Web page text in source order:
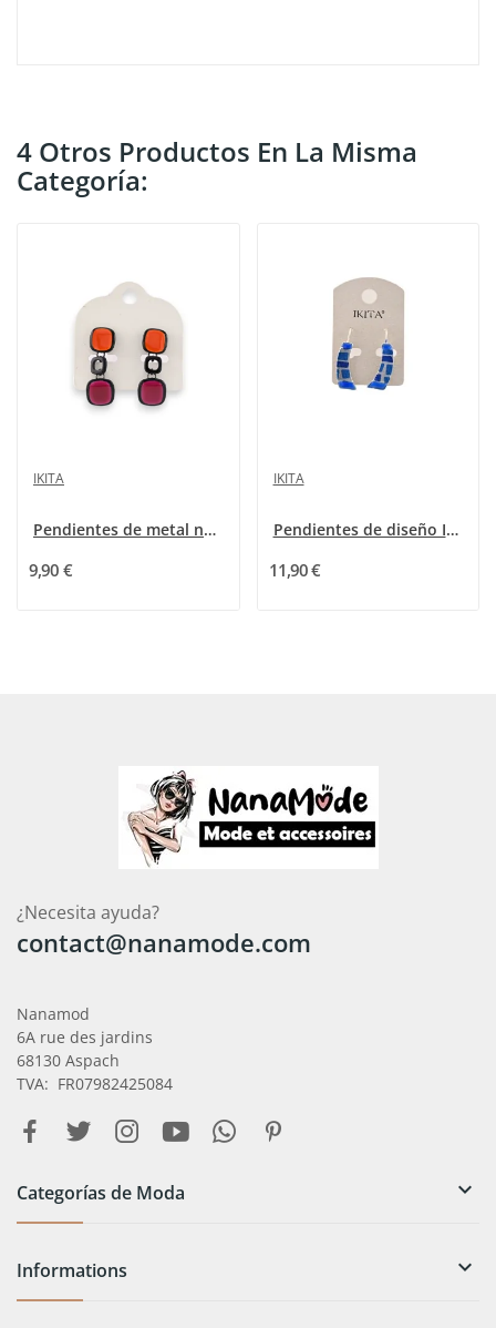
4 Otros Productos En La Misma
Categoría:
IKITA
Pendientes de metal negro vintage con cubos...
9,90 €
IKITA
Pendientes de diseño Ikita azules y plateados
11,90 €
¿Necesita ayuda?
contact@nanamode.com
Nanamod
6A rue des jardins
68130 Aspach
TVA: FR07982425084
Categorías de Moda 
Informations 